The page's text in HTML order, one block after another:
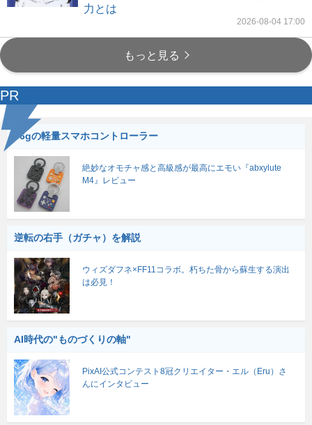
力とは
2026-08-04 17:00
もっと見る
PR
56gの軽量スマホコントローラー
絶妙なオモチャ感と高級感が最高にエモい『abxylute
M4』レビュー
逆転の右手（ガチャ）を解説
ウィズダフネ×FF11コラボ。朽ちた骨から蘇生する演出
は必見！
AI時代の"ものづくりの軸"
PixAI公式コンテスト8冠クリエイター・エル（Eru）さ
んにインタビュー